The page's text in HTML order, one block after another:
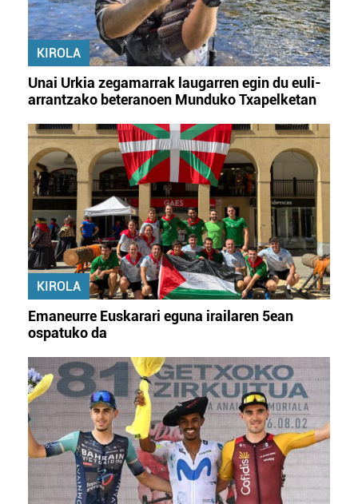
KIROLA
Unai Urkia zegamarrak laugarren egin du euli-
arrantzako beteranoen Munduko Txapelketan
KIROLA
Emaneurre Euskarari eguna irailaren 5ean
ospatuko da